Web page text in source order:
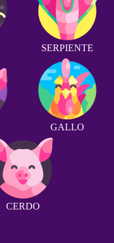
SERPIENTE
GALLO
CERDO